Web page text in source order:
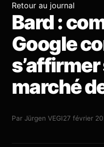
Retour au journal
Bard :
Google
marché
Par Jürgen VEGI27 février